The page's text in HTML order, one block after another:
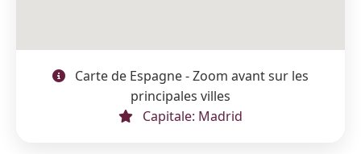
Carte de Espagne - Zoom avant sur les
principales villes
Capitale: Madrid